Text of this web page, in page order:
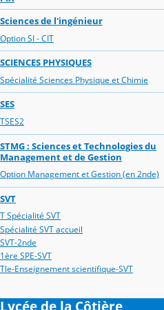
Sciences de l'ingénieur
Option SI - CIT
SCIENCES PHYSIQUES
Spécialité Sciences Physique et Chimie
SES
TSES2
STMG : Sciences et Technologies du
Management et de Gestion
Option Management et Gestion (en 2nde)
SVT
T Spécialité SVT
Spécialité SVT accueil
SVT-2nde
1ère SPE-SVT
Tle-Enseignement scientifique-SVT
Lycée de la Côtière